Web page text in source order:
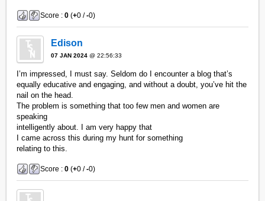
Score :0 (+0 /-0)
Edison
07 JAN 2024 @ 22:56:33
I’m impressed, I must say. Seldom do I encounter a blog that’s
equally educative and engaging, and without a doubt, you’ve hit the
nail on the head.
The problem is something that too few men and women are
speaking
intelligently about. I am very happy that
I came across this during my hunt for something
relating to this.
Score :0 (+0 /-0)